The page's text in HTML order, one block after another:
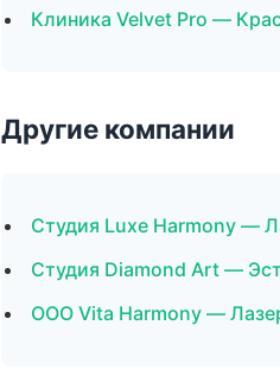
Клиника Velvet Pro —
Другие компании
Студия Luxe Harmony —
Студия Diamond Art —
ООО Vita Harmony —